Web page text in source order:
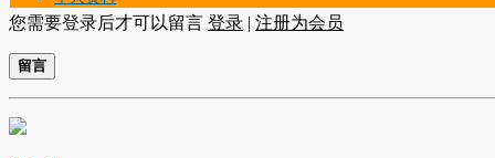
您需要登录后才可以留言 登录 | 注册为会员
留言